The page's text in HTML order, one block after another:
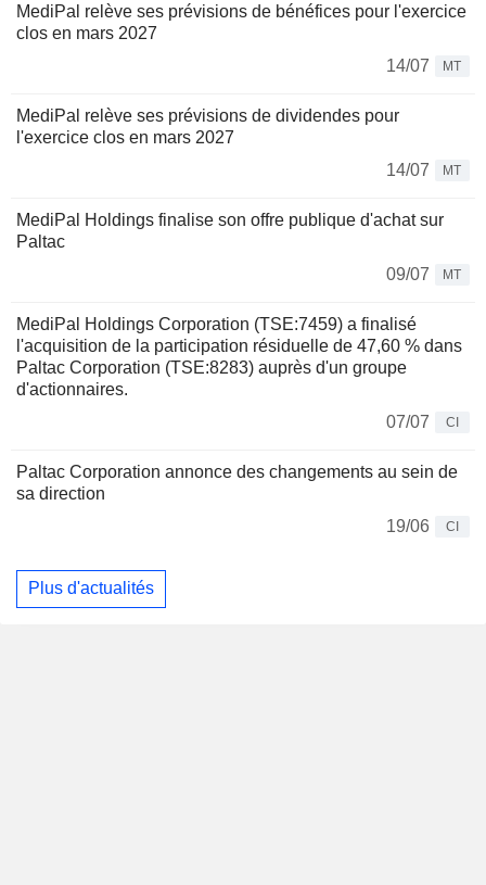
MediPal relève ses prévisions de bénéfices pour l'exercice
clos en mars 2027
14/07
MT
MediPal relève ses prévisions de dividendes pour
l'exercice clos en mars 2027
14/07
MT
MediPal Holdings finalise son offre publique d'achat sur
Paltac
09/07
MT
MediPal Holdings Corporation (TSE:7459) a finalisé
l'acquisition de la participation résiduelle de 47,60 % dans
Paltac Corporation (TSE:8283) auprès d'un groupe
d'actionnaires.
07/07
CI
Paltac Corporation annonce des changements au sein de
sa direction
19/06
CI
Plus d'actualités